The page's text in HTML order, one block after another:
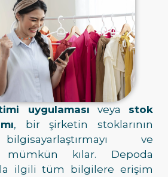
uygulaması veya stok
, bir şirketin stoklarının
ve
mümkün kılar. Depoda
ilgili tüm bilgilere erişim